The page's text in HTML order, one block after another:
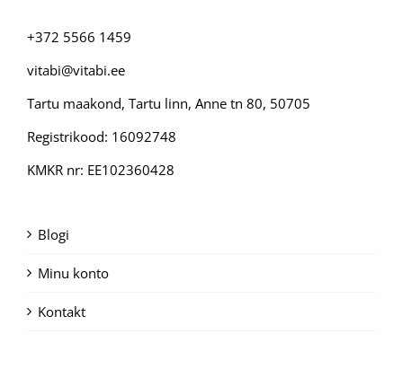
+372 5566 1459
vitabi@vitabi.ee
Tartu maakond, Tartu linn, Anne tn 80, 50705
Registrikood: 16092748
KMKR nr: EE102360428
Blogi
Minu konto
Kontakt